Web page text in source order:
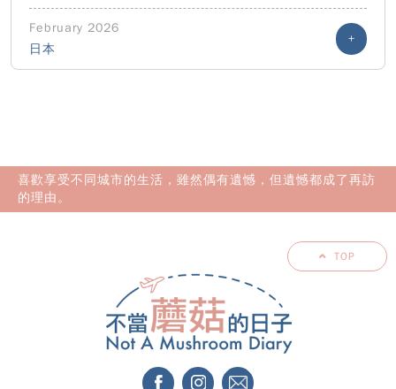
February 2026
日本
+
喜歡享受不同城市的生活，雖然偶有遺憾，但遺憾都成了再訪
的理由。
TOP